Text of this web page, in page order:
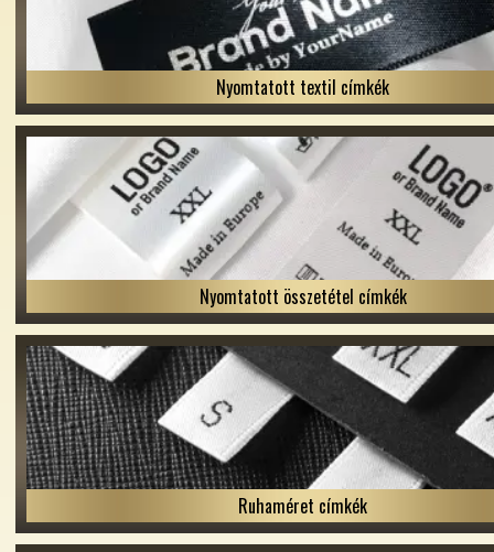
Nyomtatott textil címkék
Nyomtatott összetétel címkék
Ruhaméret címkék